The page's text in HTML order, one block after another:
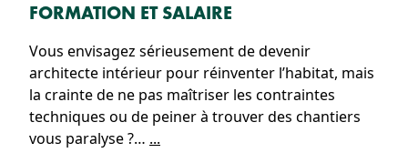
FORMATION ET SALAIRE
Vous envisagez sérieusement de devenir
architecte intérieur pour réinventer l’habitat, mais
la crainte de ne pas maîtriser les contraintes
techniques ou de peiner à trouver des chantiers
vous paralyse ?… ...